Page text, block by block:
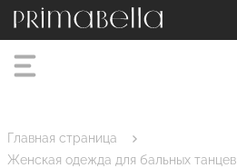
Главная страница
Женская одежда для бальных танцев